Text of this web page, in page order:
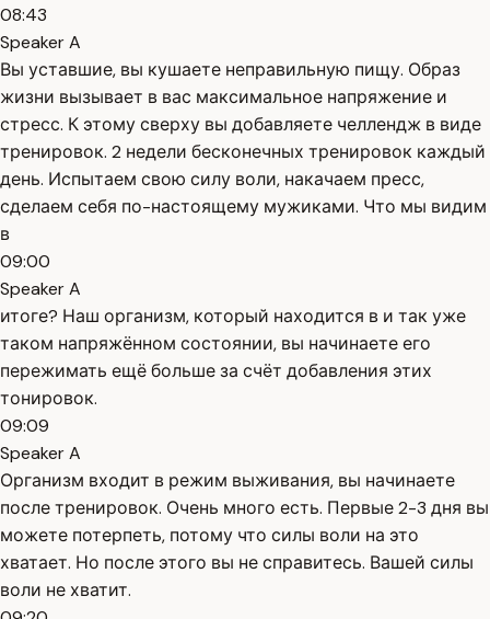
08:43
Speaker A
Вы уставшие, вы кушаете неправильную пищу. Образ
жизни вызывает в вас максимальное напряжение и
стресс. К этому сверху вы добавляете челлендж в виде
тренировок. 2 недели бесконечных тренировок каждый
день. Испытаем свою силу воли, накачаем пресс,
сделаем себя по-настоящему мужиками. Что мы видим
в
09:00
Speaker A
итоге? Наш организм, который находится в и так уже
таком напряжённом состоянии, вы начинаете его
пережимать ещё больше за счёт добавления этих
тонировок.
09:09
Speaker A
Организм входит в режим выживания, вы начинаете
после тренировок. Очень много есть. Первые 2-3 дня вы
можете потерпеть, потому что силы воли на это
хватает. Но после этого вы не справитесь. Вашей силы
воли не хватит.